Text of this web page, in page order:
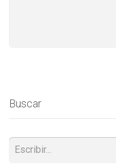
Buscar